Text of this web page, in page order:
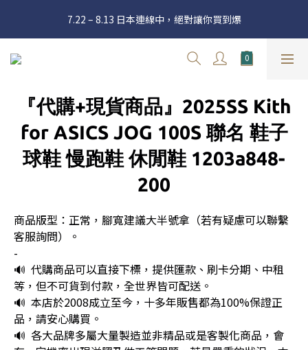
官網三週年 8月滿額送購物金 - 滿 $2000 送 $60 / 滿 $4000 送 $300
/ 滿 $10000 送 $1500
7.22 – 8.13 日本連線中，絕對讓你買到爆
新加入會員享有 $50購物金  |  消費滿$5000即可免運  |  會員好康制
/ 滿 $10000 送 $1500
『代購+現貨商品』2025SS Kith
for ASICS JOG 100S 聯名 鞋子
球鞋 慢跑鞋 休閒鞋 1203a848-
200
商品版型：正常，腳寬建議大半號拿（若有疑慮可以聯繫
客服詢問）。
-
🔊  代購商品可以直接下標，提供匯款、刷卡分期、中租
等，但不可貨到付款，全世界皆可配送。
🔊  本店於2008成立至今，十多年販售都為100%保證正
品，請安心購買。
🔊  各大品牌多屬大量製造並非精品或是客製化商品，會